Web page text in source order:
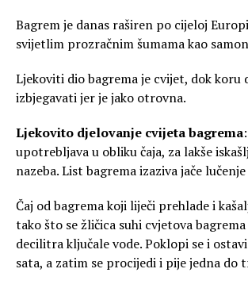
Bagrem je danas raširen po cijeloj
svijetlim prozračnim šumama kao
Ljekoviti dio bagrema je cvijet, dok koru
izbjegavati jer je jako otrovna.
Ljekovito djelovanje cvijeta bagrema
upotrebljava u obliku čaja, za lakše
nazeba. List bagrema izaziva jače
Čaj od bagrema koji liječi prehlade i
tako što se žličica suhi cvjetova
decilitra ključale vode. Poklopi se i
sata, a zatim se procijedi i pije jedna do